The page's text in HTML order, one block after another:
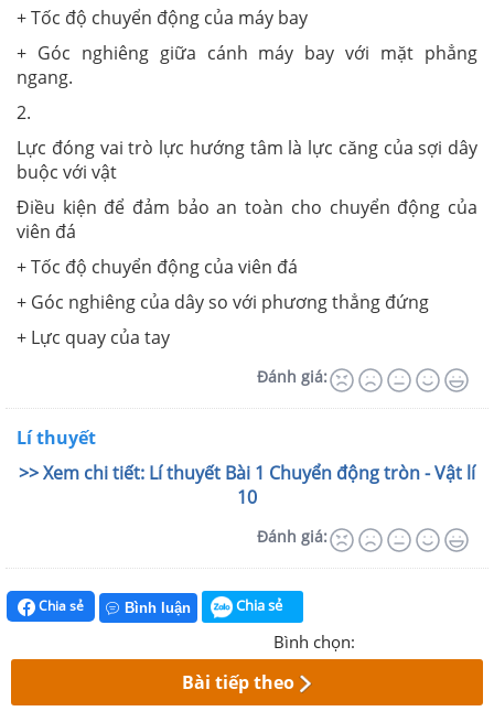
+ Tốc độ chuyển động của máy bay
+ Góc nghiêng giữa cánh máy bay với mặt phẳng
ngang.
2.
Lực đóng vai trò lực hướng tâm là lực căng của sợi dây
buộc với vật
Điều kiện để đảm bảo an toàn cho chuyển động của
viên đá
+ Tốc độ chuyển động của viên đá
+ Góc nghiêng của dây so với phương thẳng đứng
+ Lực quay của tay
Đánh giá:
Lí thuyết
>> Xem chi tiết: Lí thuyết Bài 1 Chuyển động tròn - Vật lí
10
Đánh giá:
Chia sẻ Bình luận Chia sẻ
Bình chọn:
Bài tiếp theo